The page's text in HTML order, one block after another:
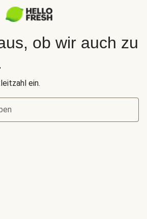
ob wir auch zu
ein.